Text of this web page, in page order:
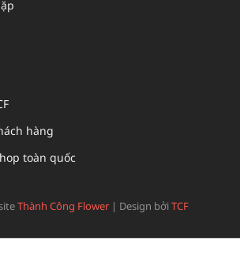
hàng
toàn quốc
Thành Công Flower | Design bởiTCF